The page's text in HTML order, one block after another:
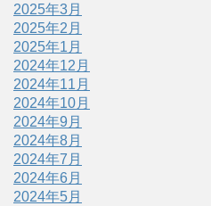
2025年3月
2025年2月
2025年1月
2024年12月
2024年11月
2024年10月
2024年9月
2024年8月
2024年7月
2024年6月
2024年5月